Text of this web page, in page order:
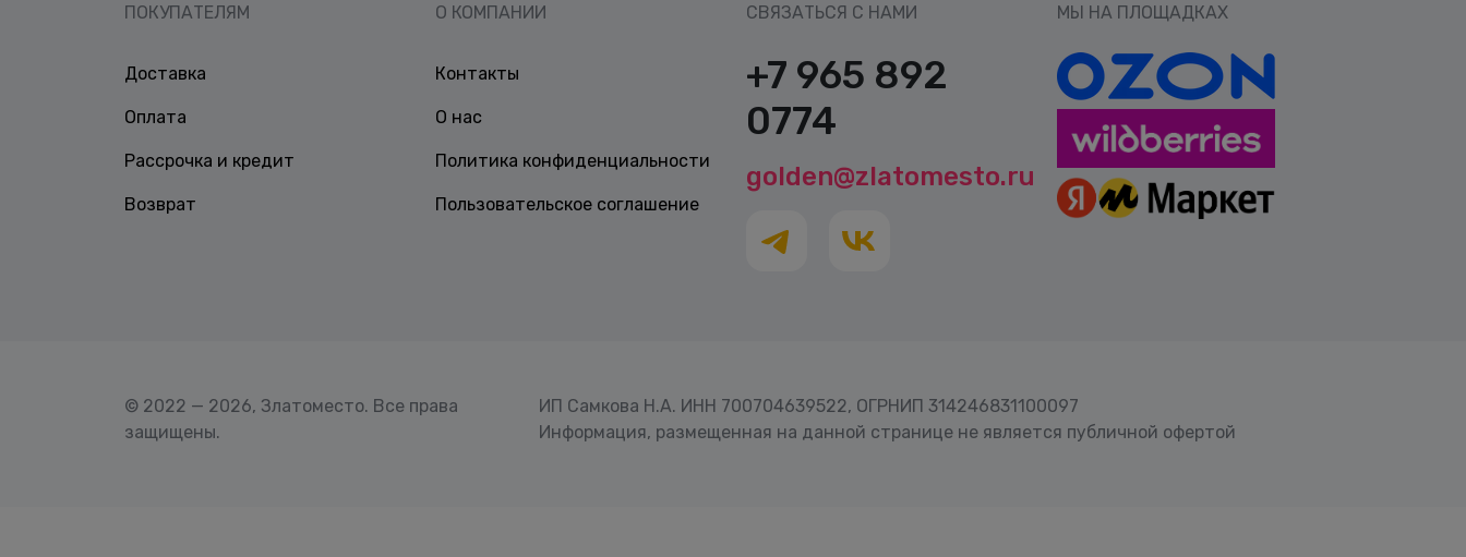
ПОКУПАТЕЛЯМ
Доставка
Оплата
Рассрочка и кредит
Возврат
О КОМПАНИИ
Контакты
О нас
Политика конфиденциальности
Пользовательское соглашение
СВЯЗАТЬСЯ С НАМИ
+7 965 892
0774
golden@zlatomesto.ru
МЫ НА ПЛОЩАДКАХ
© 2022 — 2026, Златоместо. Все права
защищены.
ИП Самкова Н.А. ИНН 700704639522, ОГРНИП 314246831100097
Информация, размещенная на данной странице не является публичной офертой